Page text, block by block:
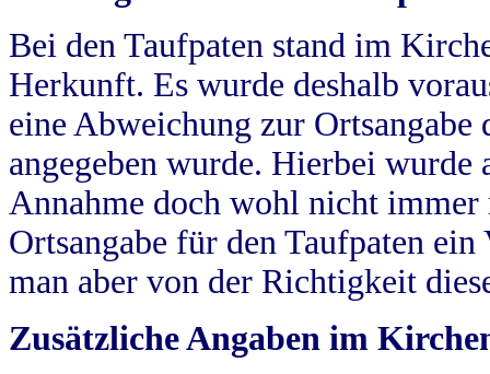
Bei den Taufpaten stand im
Herkunft. Es wurde deshalb
eine Abweichung zur
angegeben wurde. Hierbei wurde
Annahme doch wohl nicht
Ortsangabe für den Taufpaten
man aber von der Richtigkeit
Zusätzliche Angaben im